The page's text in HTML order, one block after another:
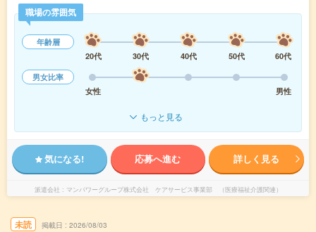
職場の雰囲気
年齢層
20代
30代 40代 50代
60代
男女比率
女性
男性
もっと見る
気になる! 応募へ進む 詳しく見る
派遣会社 マンパワーグループ株式会社 ケアサービス事業部 （医療福祉介護関連）
未読 掲載日 2026/08/03